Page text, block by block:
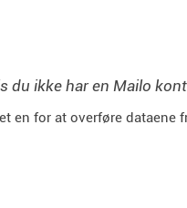
du ikke har en Mailo
en for at overføre dataene